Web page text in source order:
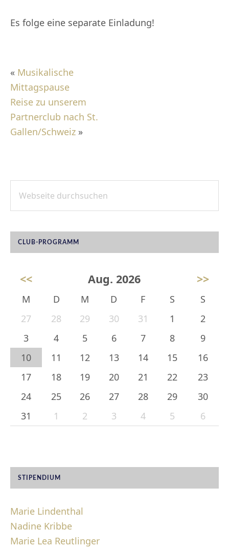
Es folge eine separate Einladung!
« Musikalische
Mittagspause
Reise zu unserem
Partnerclub nach St.
Gallen/Schweiz »
SEITENSPALTE
durchsuchen
CLUB-PROGRAMM
<< Aug. 2026 >>
M D M D F S
S
27
28 29 30 31 1
2
3
4 5 6 7 8
9
10
11 12 13 14 15
16
17
18 19 20 21 22
23
24
25 26 27 28 29
30
31
1 2 3 4 5 6
STIPENDIUM
Marie Lindenthal
Nadine Kribbe
Marie Lea Reutlinger